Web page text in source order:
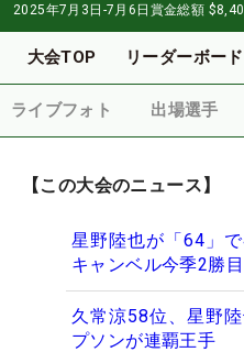
2025年7月3日-7月6日 賞金総額
大会TOP リーダーボード
ライブフォト 出場選手
【この大会のニュース】
星野陸也が「64」
キャンベル今季2勝目
久常涼58位、星野
プソンが連覇王手